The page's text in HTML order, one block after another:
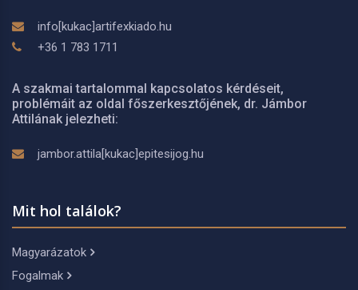
info[kukac]artifexkiado.hu
+36 1 783 1711
A szakmai tartalommal kapcsolatos kérdéseit,
problémáit az oldal főszerkesztőjének, dr. Jámbor
Attilának jelezheti:
jambor.attila[kukac]epitesijog.hu
Mit hol találok?
Magyarázatok
Fogalmak